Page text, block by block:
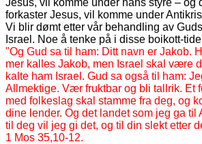
forkaster Jesus, vil komme under
Vi blir dømt etter vår behandling av
Israel. Noe å tenke på i disse boikott-
"Og Gud sa til ham: Ditt navn er Jakob.
mer kalles Jakob, men Israel skal være
kalte ham Israel. Gud sa også til ham:
Allmektige. Vær fruktbar og bli tallrik. Et
med folkeslag skal stamme fra deg, og
dine lender. Og det landet som jeg ga til
til deg vil jeg gi det, og til din slekt etter
1 Mos 35,10-12.